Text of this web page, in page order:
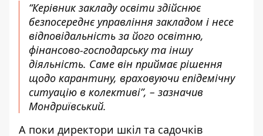
“Керівник закладу освіти здійснює
безпосереднє управління закладом і несе
відповідальність за його освітню,
фінансово-господарську та іншу
діяльність. Саме він приймає рішення
щодо карантину, враховуючи епідемічну
ситуацію в колективі”, – зазначив
Мондриївський.
А поки директори шкіл та садочків